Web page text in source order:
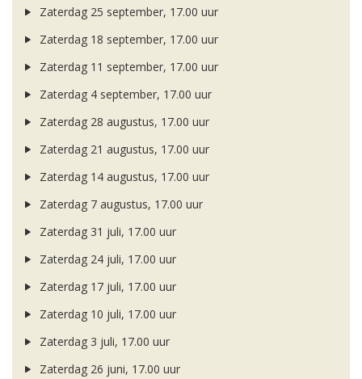
Zaterdag 25 september, 17.00 uur
Zaterdag 18 september, 17.00 uur
Zaterdag 11 september, 17.00 uur
Zaterdag 4 september, 17.00 uur
Zaterdag 28 augustus, 17.00 uur
Zaterdag 21 augustus, 17.00 uur
Zaterdag 14 augustus, 17.00 uur
Zaterdag 7 augustus, 17.00 uur
Zaterdag 31 juli, 17.00 uur
Zaterdag 24 juli, 17.00 uur
Zaterdag 17 juli, 17.00 uur
Zaterdag 10 juli, 17.00 uur
Zaterdag 3 juli, 17.00 uur
Zaterdag 26 juni, 17.00 uur